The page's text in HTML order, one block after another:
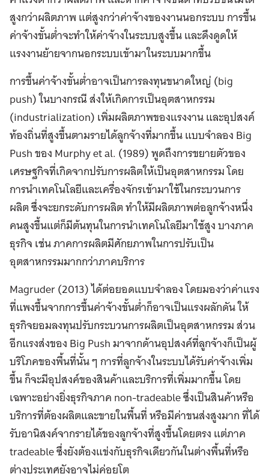
สูงกว่าผลิตภาพ แต่สูงกว่าค่าจ้างของงานนอกระบบ การขึ้น
ค่าจ้างขั้นต่ำจะทำให้ค่าจ้างในระบบสูงขึ้น และดึงดูดให้
แรงงานย้ายจากนอกระบบเข้ามาในระบบมากขึ้น
การขึ้นค่าจ้างขั้นต่ำอาจเป็นการลงทุนขนาดใหญ่ (big
push) ในบางกรณี ส่งให้เกิดการเป็นอุตสาหกรรม
(industrialization) เพิ่มผลิตภาพของแรงงาน และอุปสงค์
ท้องถิ่นที่สูงขึ้นตามรายได้ลูกจ้างที่มากขึ้น แบบจำลอง Big
Push ของ Murphy et al. (1989) พูดถึงการขยายตัวของ
เศรษฐกิจที่เกิดจากปรับการผลิตให้เป็นอุตสาหกรรม โดย
การนำเทคโนโลยีและเครื่องจักรเข้ามาใช้ในกระบวนการ
ผลิต ซึ่งจะยกระดับการผลิต ทำให้มีผลิตภาพต่อลูกจ้างหนึ่ง
คนสูงขึ้นแต่ก็มีต้นทุนในการนำเทคโนโลยีมาใช้สูง บางภาค
ธุรกิจ เช่น ภาคการผลิตมีศักยภาพในการปรับเป็น
อุตสาหกรรมมากกว่าภาคบริการ
Magruder (2013) ได้ต่อยอดแบบจำลอง โดยมองว่าค่าแรง
ที่แพงขึ้นจากการขึ้นค่าจ้างขั้นต่ำก็อาจเป็นแรงผลักดัน ให้
ธุรกิจยอมลงทุนปรับกระบวนการผลิตเป็นอุตสาหกรรม ส่วน
อีกแรงส่งของ Big Push มาจากด้านอุปสงค์ที่ลูกจ้างก็เป็นผู้
บริโภคของพื้นที่นั้น ๆ การที่ลูกจ้างในระบบได้รับค่าจ้างเพิ่ม
ขึ้น ก็จะมีอุปสงค์ของสินค้าและบริการที่เพิ่มมากขึ้น โดย
เฉพาะอย่างยิ่งธุรกิจภาค non-tradeable ซึ่งเป็นสินค้าหรือ
บริการที่ต้องผลิตและขายในพื้นที่ หรือมีค่าขนส่งสูงมาก ที่ได้
รับอานิสงค์จากรายได้ของลูกจ้างที่สูงขึ้นโดยตรง แต่ภาค
tradeable ซึ่งยังต้องแข่งกับธุรกิจเดียวกันในต่างพื้นที่หรือ
ต่างประเทศยังอาจไม่ค่อยโต